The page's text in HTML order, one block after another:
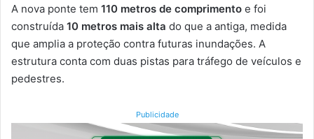
A nova ponte tem 110 metros de comprimento e foi
construída 10 metros mais alta do que a antiga, medida
que amplia a proteção contra futuras inundações. A
estrutura conta com duas pistas para tráfego de veículos e
pedestres.
Publicidade